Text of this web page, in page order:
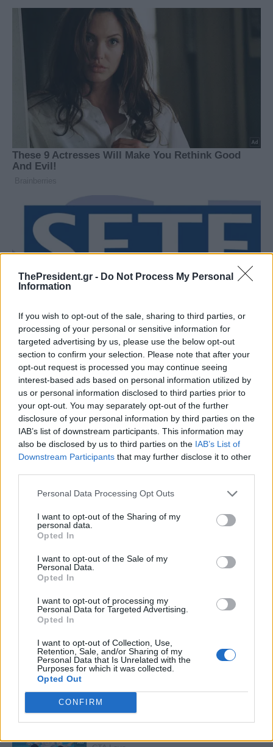
ThePresident.gr - Do Not Process My Personal
Information
If you wish to opt-out of the sale, sharing to third parties, or
processing of your personal or sensitive information for
targeted advertising by us, please use the below opt-out
section to confirm your selection. Please note that after your
opt-out request is processed you may continue seeing
interest-based ads based on personal information utilized by
us or personal information disclosed to third parties prior to
your opt-out. You may separately opt-out of the further
disclosure of your personal information by third parties on the
IAB’s list of downstream participants. This information may
also be disclosed by us to third parties on the IAB’s List of
Downstream Participants that may further disclose it to other
Personal Data Processing Opt Outs
I want to opt-out of the Sharing of my
personal data.
Opted In
I want to opt-out of the Sale of my
Personal Data.
Opted In
I want to opt-out of processing my
Personal Data for Targeted Advertising.
Opted In
I want to opt-out of Collection, Use,
Retention, Sale, and/or Sharing of my
Personal Data that Is Unrelated with the
Purposes for which it was collected.
Opted Out
CONFIRM